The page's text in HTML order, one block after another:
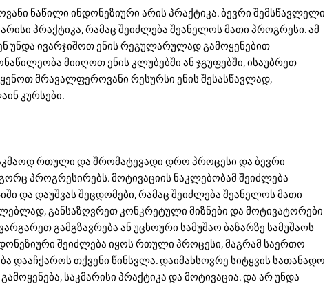
ნაწილი ინდონეზიური არის პრაქტიკა. ბევრი შემსწავლელი
პრაქტიკა, რამაც შეიძლება შეანელოს მათი პროგრესი. ამ
უნდა ივარჯიშოთ ენის რეგულარულად გამოყენებით
მიიღოთ ენის კლუბებში ან ჯგუფებში, ისაუბრეთ
მრავალფეროვანი რესურსი ენის შესასწავლად,
კურსები.
რთული და შრომატევადი დრო პროცესი და ბევრი
პროგრესირებს. მოტივაციის ნაკლებობამ შეიძლება
და დაუშვას შეცდომები, რამაც შეიძლება შეანელოს მათი
განსაზღვრეთ კონკრეტული მიზნები და მოტივატორები
გამგზავრება ან უცხოური სამუშაო ბაზარზე სამუშაოს
შეიძლება იყოს რთული პროცესი, მაგრამ საერთო
დააჩქაროს თქვენი წინსვლა. დაიმახსოვრე სიტყვის სათანადო
საკმარისი პრაქტიკა და მოტივაცია. და არ უნდა